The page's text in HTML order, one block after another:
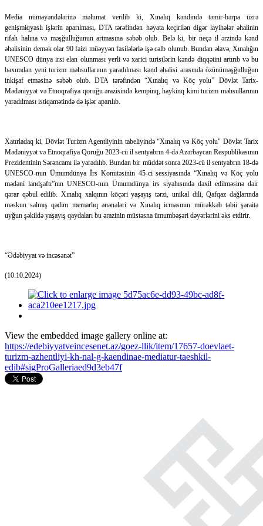
Media nümayəndələrinə məlumat verilib ki, Xınalıq kəndində təmir-bərpa üzrə
genişmiqyaslı işlərin aparılması, DTA tərəfindən həyata keçirilən digər layihələr əhalinin
rifah halına və məşğulluğunun artmasına səbəb olub. Belə ki, bir neçə il ərzində kənd
əhalisinin demək olar 90 faizi müəyyən fasilələrlə işə cəlb olunub. Bundan əlavə, Xınalığın
UNESCO dünya irsi elan olunması yerli və xarici turistlərin kəndə diqqətini artırıb və bu
baxımdan yeni turizm məhsullarının yaradılması kənd əhalisi arasında özünüməşğulluğun
inkişaf etməsinə səbəb olub. DTA tərəfindən “Xınalıq və Köç yolu” Dövlət Tarix-
Mədəniyyət və Etnoqrafiya qoruğu ərazisində kempinq, haykinq kimi turizm məhsullarının
yaradılması istiqamətində də işlər aparılıb.
Xatırladaq ki, Dövlət Turizm Agentliyinin tabeliyində “Xınalıq və Köç yolu" Dövlət Tarix
Mədəniyyət və Etnoqrafiya Qoruğu 2023-cü il sentyabrın 4-də Azərbaycan Respublikasının
Prezidentinin Sərəncamı ilə yaradılıb. Bundan bir müddət sonra 2023-cü il sentyabrın 18-də
UNESCO-nun Ümumdünya İrs Komitəsinin 45-ci sessiyasında “Xınalıq və Köç yolu
mədəni landşaftı”nın UNESCO-nun Ümumdünya irs siyahısında daxil edilməsinə dair
qərar qəbul edilib. Xınalıq xalqının köçəri yaşayış tərzi, unikal dili, Qafqaz dağlarında
məskun salmış qədim memarlıq ənənələri və Xınalıq icmasının mürəkkəb təbii şəraitə
uyğun şəkildə yaşayış qaydaları bu ərazinin müstəsna ümumbəşəri dəyərlərini əks etdirir.
“Ədəbiyyat və incəsənət”
(10.10.2024)
View the embedded image gallery online at:
https://edebiyyatveincesenet.az/goez-llik/item/17657-doevlaet-
turizm-azhentliyi-kh-nal-g-kaendinae-mediatur-taeshkil-
edib#sigProGalleriaed9d3eb47f